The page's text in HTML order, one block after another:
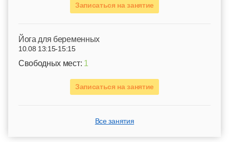
Записаться на занятие
Йога для беременных
10.08 13:15-15:15
Свободных мест: 1
Записаться на занятие
Все занятия